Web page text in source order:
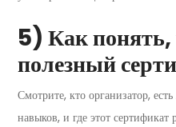
5) Как понять,
полезный
Смотрите, кто организатор,
навыков, и где этот